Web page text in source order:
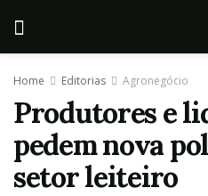
Home Editorias Agronegócio
Produtores e
pedem nova
setor leiteiro